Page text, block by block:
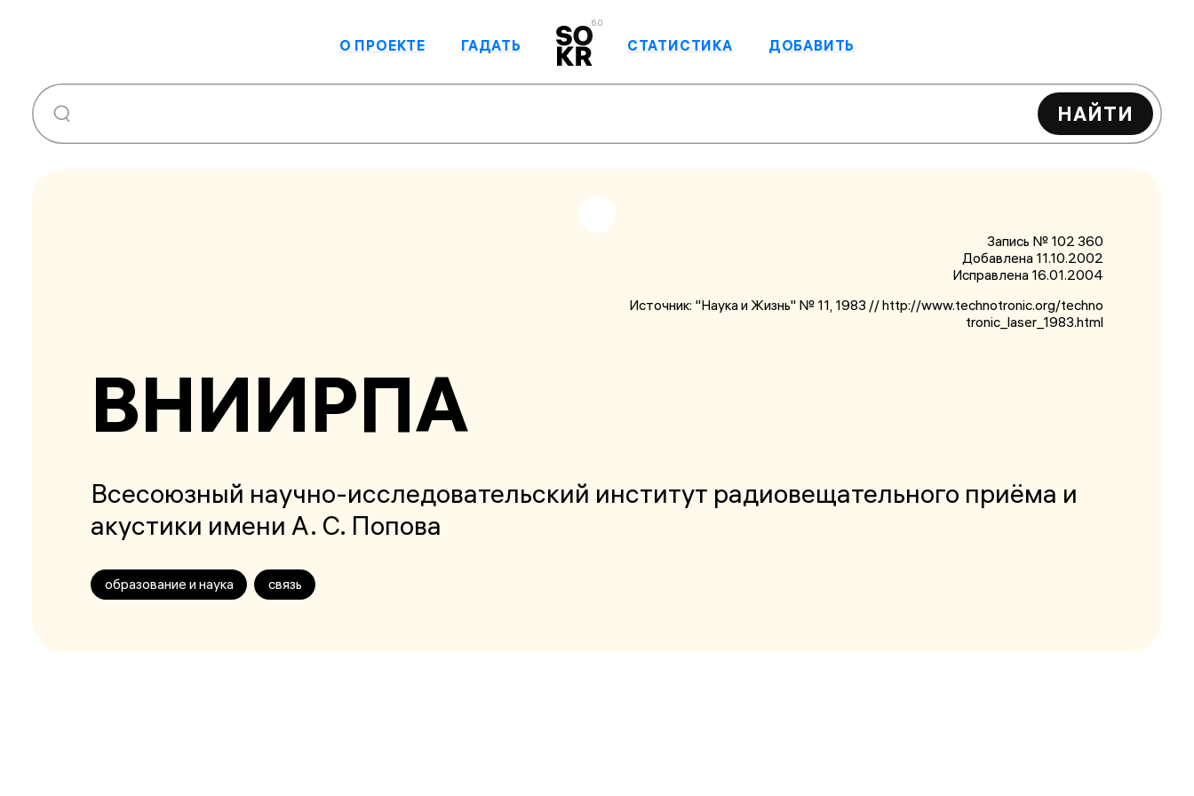
6.0
О ПРОЕКТЕ ГАДАТЬ СТАТИСТИКА ДОБАВИТЬ
НАЙТИ
Запись № 102 360
Добавлена 11.10.2002
Исправлена16.01.2004
Источник: "Наука и Жизнь" № 11, 1983 // http://www.technotronic.org/techno
tronic_laser_1983.html
ВНИИРПА
Всесоюзный научно-исследовательский институт радиовещательного приёма и
акустики имени А. С. Попова
образование и наука связь